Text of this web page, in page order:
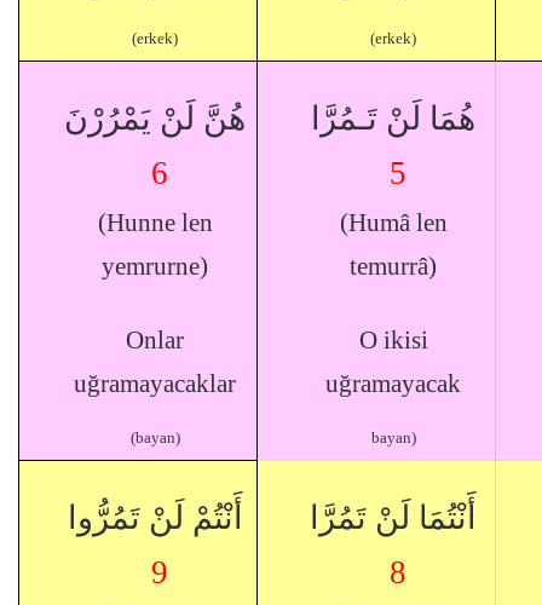
(erkek) (erkek)
هُنَّ لَنْ يَمْرُرْنَ
6
(Hunne len
yemrurne)
Onlar
uğramayacaklar
(bayan)
هُمَا لَنْ تَـمُرَّا
5
(Humâ len
temurrâ)
O ikisi
uğramayacak
bayan)
أَنْتُمْ لَنْ تَمُرُّوا
9
أَنْتُمَا لَنْ تَمُرَّا
8